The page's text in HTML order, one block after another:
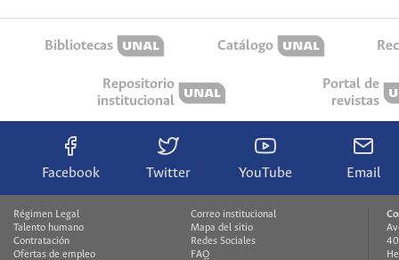
Bibliotecas Catálogo
Repositorio
institucional
Portal de
revistas
Facebook Twitter YouTube Email
Régimen Legal
Talento humano
Contratación
Ofertas de empleo
Correo institucional
Mapa del sitio
Redes Sociales
FAQ